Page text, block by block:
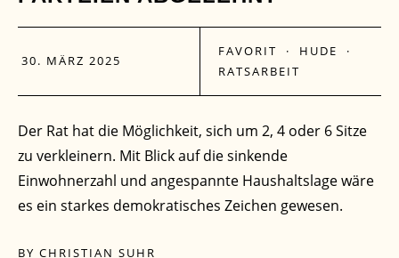
30. MÄRZ 2025
FAVORIT · HUDE ·
RATSARBEIT
Der Rat hat die Möglichkeit, sich um 2, 4 oder 6 Sitze
zu verkleinern. Mit Blick auf die sinkende
Einwohnerzahl und angespannte Haushaltslage wäre
es ein starkes demokratisches Zeichen gewesen.
BY CHRISTIAN SUHR